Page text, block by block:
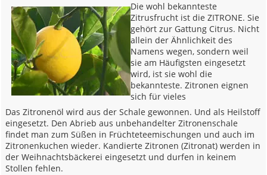
Die wohl bekannteste
Zitrusfrucht ist die ZITRONE. Sie
gehört zur Gattung Citrus. Nicht
allein der Ähnlichkeit des
Namens wegen, sondern weil
sie am Häufigsten eingesetzt
wird, ist sie wohl die
bekannteste. Zitronen eignen
sich für vieles
Das Zitronenöl wird aus der Schale gewonnen. Und als Heilstoff
eingesetzt. Den Abrieb aus unbehandelter Zitronenschale
findet man zum Süßen in Früchteteemischungen und auch im
Zitronenkuchen wieder. Kandierte Zitronen (Zitronat) werden in
der Weihnachtsbäckerei eingesetzt und durfen in keinem
Stollen fehlen.